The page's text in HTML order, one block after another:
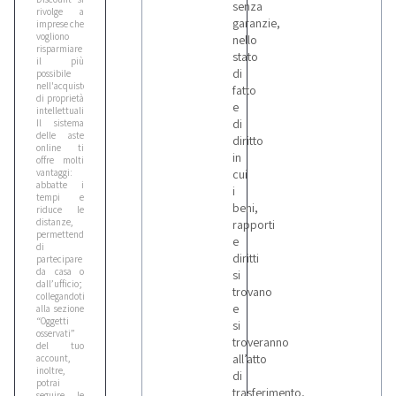
rivolge a
imprese che
vogliono
risparmiare
il più
possibile
nell'acquisto
di proprietà
intellettuali.
Il sistema
delle aste
online ti
offre molti
vantaggi:
abbatte i
tempi e
riduce le
distanze,
permettendoti
di
partecipare
da casa o
dall’ufficio;
collegandoti
alla sezione
“Oggetti
osservati”
del tuo
account,
inoltre,
potrai
senza
garanzie,
nello
stato
di
fatto
e
di
diritto
in
cui
i
beni,
rapporti
e
diritti
si
trovano
e
si
troveranno
all’atto
di
trasferimento,